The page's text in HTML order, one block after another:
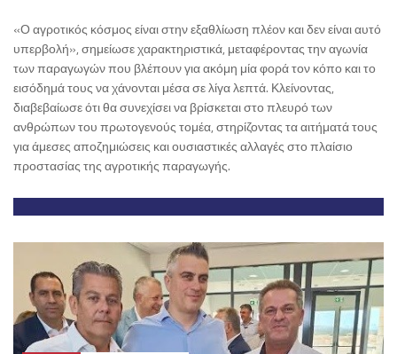
«Ο αγροτικός κόσμος είναι στην εξαθλίωση πλέον και δεν είναι αυτό
υπερβολή», σημείωσε χαρακτηριστικά, μεταφέροντας την αγωνία
των παραγωγών που βλέπουν για ακόμη μία φορά τον κόπο και το
εισόδημά τους να χάνονται μέσα σε λίγα λεπτά. Κλείνοντας,
διαβεβαίωσε ότι θα συνεχίσει να βρίσκεται στο πλευρό των
ανθρώπων του πρωτογενούς τομέα, στηρίζοντας τα αιτήματά τους
για άμεσες αποζημιώσεις και ουσιαστικές αλλαγές στο πλαίσιο
προστασίας της αγροτικής παραγωγής.